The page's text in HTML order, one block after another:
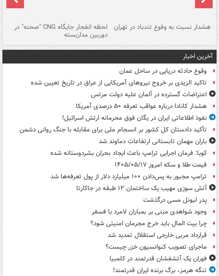
هشدار نسبت به وفوع تندباد در تهران لحظه انفجار جایگاه CNG "صحنه" در
دوربین مداربسته
آخرین اخبار
وقوع حادثه دریایی در ساحل عمان
تاکید الزیدی بر خروج نیروهای آمریکایی از عراق در تاریخ تعیین شده
اعتراضات گسترده در آلمان علیه دولت مرتس
هشدار کانادا درباره عواقب تعرفه ۵۰ درصدی آمریکا
نفوذ اطلاعاتی ایران در یگان فوق محرمانه ارتش اسرائیل!
تأکید دادستان کل کشور بر انسجام ملی برای مقابله با جنگ روانی دشمن
باران مهمان تابستانی ارتفاعات دماوند شد
کوبا: فرمان اجرایی ترامپ باعث ایجاد بحران بشردوستانه شده
قیمت طلا و سکه امروز ۱۴۰۵/۰۵/۱۷
ترامپ مجبور به پس‌دادن ۱۰۰ میلیارد دلار از پول تعرفه‌ها شد
آتش سوزی مهیب یک ساختمان ۱۲ طبقه در جاکارتا
پدر لیونل مسی درگذشت
وجود شواهدی مبنی بر بمباران لامرد با فسفر
چرا بیت المال باید خرج مجرمان امنیتی شود؟
قرارداد مربی خارجی استقلال تمدید شد
ماجرای تصویب کنوانسیون خزر چیست؟
فوران یک آتشفشان قدرتمند در کلمبیا
تنگه هرمز، برگ برنده ایران قدرتمند!